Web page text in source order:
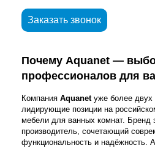
Заказать звонок
Почему Aquanet —
профессионалов для
Компания Aquanetуже более двух
лидирующие позиции на
мебели для ванных комнат. Бренд
производитель, сочетающий
функциональность и надёжность.